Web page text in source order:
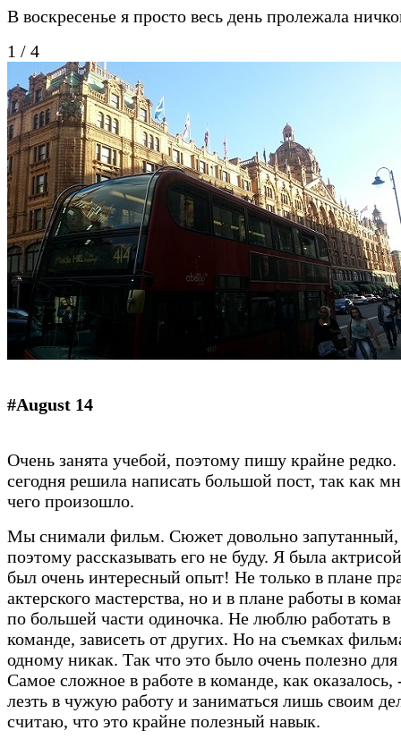
В воскресенье я просто весь день пролежала
1 / 4
#August 14
Очень занята учебой, поэтому пишу крайне
сегодня решила написать большой пост, так как
чего произошло.
Мы снимали фильм. Сюжет довольно запутанный,
поэтому рассказывать его не буду. Я была
был очень интересный опыт! Не только в плане
актерского мастерства, но и в плане работы в
по большей части одиночка. Не люблю работать в
команде, зависеть от других. Но на съемках
одному никак. Так что это было очень полезно
Самое сложное в работе в команде, как оказалось,
лезть в чужую работу и заниматься лишь своим
считаю, что это крайне полезный навык.